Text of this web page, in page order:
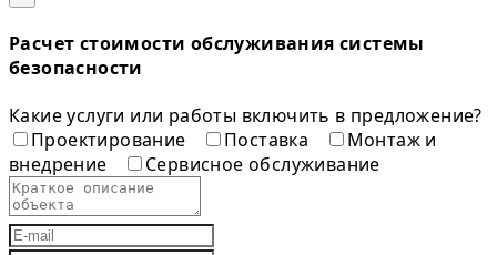
Расчет стоимости обслуживания системы
безопасности
Какие услуги или работы включить в предложение?
Проектирование
Поставка
Монтаж и
внедрение
Сервисное обслуживание